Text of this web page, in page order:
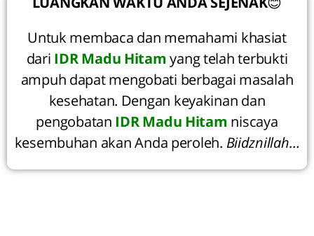
Untuk membaca dan memahami khasiat
dari IDR Madu Hitamyang telah terbukti
ampuh dapat mengobati berbagai masalah
kesehatan. Dengan keyakinan dan
pengobatan IDR Madu Hitam niscaya
kesembuhan akan Anda peroleh. Biidznillah…